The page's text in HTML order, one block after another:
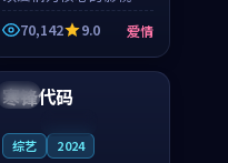
品，围绕危机、反转与
人物成长展开，整体节
奏紧凑，值得推荐观
看。
70,142 9.0 爱情
日本
寒锋代码
综艺 2024